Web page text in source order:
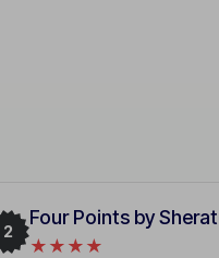
2
Four Points by
★★★★